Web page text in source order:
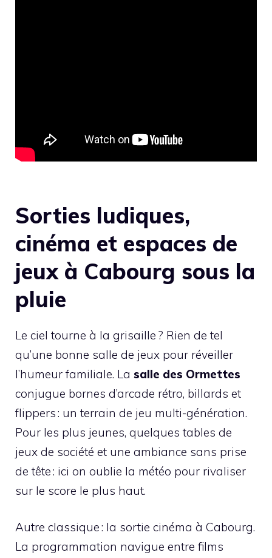
Sorties ludiques,
cinéma et espaces de
jeux à Cabourg sous la
pluie
Le ciel tourne à la grisaille ? Rien de tel
qu’une bonne salle de jeux pour réveiller
l’humeur familiale. La salle des Ormettes
conjugue bornes d’arcade rétro, billards et
flippers : un terrain de jeu multi-génération.
Pour les plus jeunes, quelques tables de
jeux de société et une ambiance sans prise
de tête : ici on oublie la météo pour rivaliser
sur le score le plus haut.
Autre classique : la sortie cinéma à Cabourg.
La programmation navigue entre films